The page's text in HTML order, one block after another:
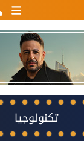
تكنولوجيا